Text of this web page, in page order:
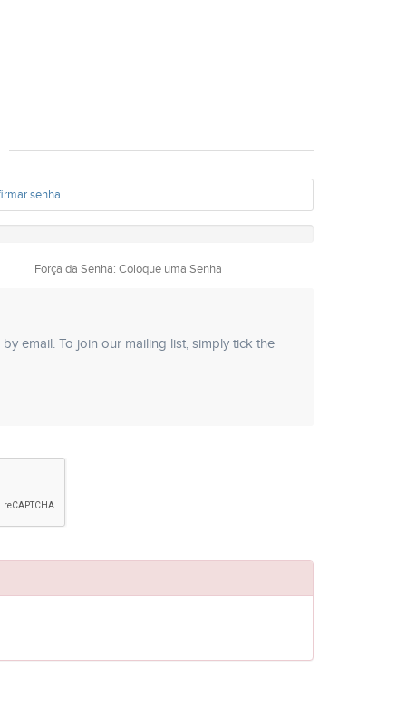
Força da Senha: Coloque uma Senha
email. To join our mailing list, simply tick the